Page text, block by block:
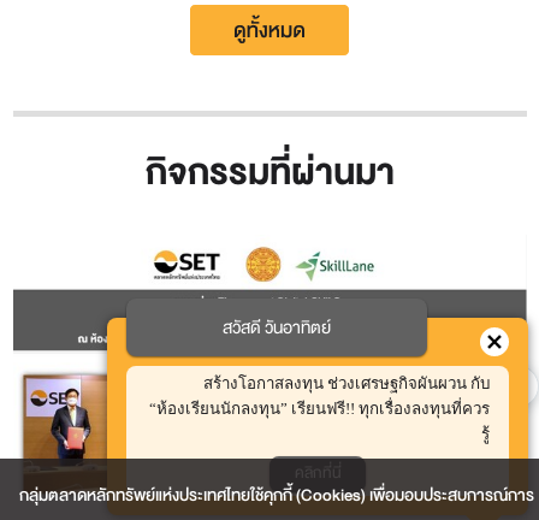
กิจกรรมที่ผ่านมา
สวัสดี วันอาทิตย์
สร้างโอกาสลงทุน ช่วงเศรษฐกิจผันผวน กับ
“ห้องเรียนนักลงทุน” เรียนฟรี!! ทุกเรื่องลงทุนที่ควร
รู้
คลิกที่นี่
กลุ่มตลาดหลักทรัพย์แห่งประเทศไทยใช้คุกกี้ (Cookies) เพื่อมอบประสบการณ์การ